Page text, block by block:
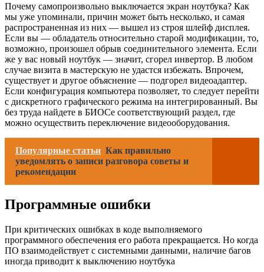
Почему самопроизвольно выключается экран ноутбука? Как
мы уже упоминали, причин может быть несколько, и самая
распространенная из них — вышел из строя шлейф дисплея.
Если вы — обладатель относительно старой модификации, то,
возможно, произошел обрыв соединительного элемента. Если
же у вас новый ноутбук — значит, сгорел инвертор. В любом
случае визита в мастерскую не удастся избежать. Впрочем,
существует и другое объяснение — подгорел видеоадаптер.
Если конфигурация компьютера позволяет, то следует перейти
с дискретного графического режима на интегрированный. Вы
без труда найдете в БИОСе соответствующий раздел, где
можно осуществить переключение видеооборудования.
Популярные статьи Как правильно
уведомлять о записи разговора советы и
рекомендации
Программные ошибки
При критических ошибках в коде выполняемого
программного обеспечения его работа прекращается. Но когда
ПО взаимодействует с системными данными, наличие багов
иногда приводит к выключению ноутбука